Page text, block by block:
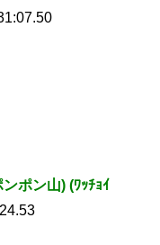
ポン山) (ﾜｯﾁｮｲ